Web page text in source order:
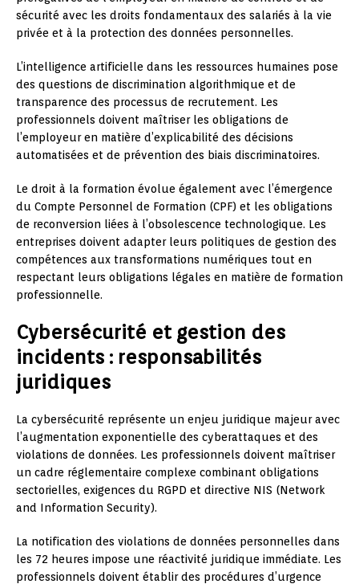
sécurité avec les droits fondamentaux des salariés à la vie
privée et à la protection des données personnelles.
L’intelligence artificielle dans les ressources humaines pose
des questions de discrimination algorithmique et de
transparence des processus de recrutement. Les
professionnels doivent maîtriser les obligations de
l’employeur en matière d’explicabilité des décisions
automatisées et de prévention des biais discriminatoires.
Le droit à la formation évolue également avec l’émergence
du Compte Personnel de Formation (CPF) et les obligations
de reconversion liées à l’obsolescence technologique. Les
entreprises doivent adapter leurs politiques de gestion des
compétences aux transformations numériques tout en
respectant leurs obligations légales en matière de formation
professionnelle.
Cybersécurité et gestion des
incidents : responsabilités
juridiques
La cybersécurité représente un enjeu juridique majeur avec
l’augmentation exponentielle des cyberattaques et des
violations de données. Les professionnels doivent maîtriser
un cadre réglementaire complexe combinant obligations
sectorielles, exigences du RGPD et directive NIS (Network
and Information Security).
La notification des violations de données personnelles dans
les 72 heures impose une réactivité juridique immédiate. Les
professionnels doivent établir des procédures d’urgence